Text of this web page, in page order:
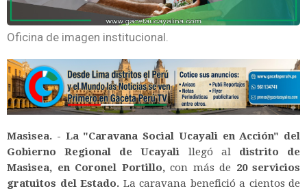
Oficina de imagen institucional.
Masisea. - La "Caravana Social Ucayali en Acción" del
Gobierno Regional de Ucayali llegó al distrito de
Masisea, en Coronel Portillo,con más de 20 servicios
gratuitos del Estado. La caravana benefició a cientos de